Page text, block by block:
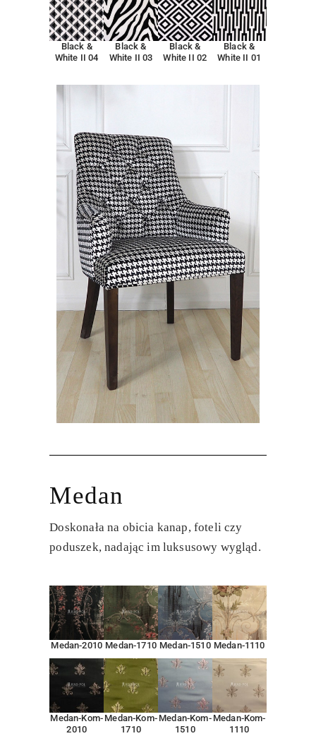
Black &
White II 04
Black &
White II 03
Black &
White II 02
Black &
White II 01
Medan
Doskonała na obicia kanap, foteli czy
poduszek, nadając im luksusowy wygląd.
Medan-2010 Medan-1710 Medan-1510 Medan-1110
Medan-Kom-
2010
Medan-Kom-
1710
Medan-Kom-
1510
Medan-Kom-
1110